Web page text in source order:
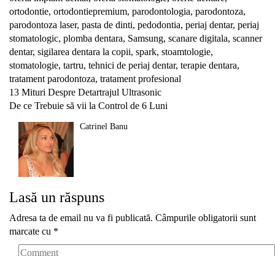
ortodontie, ortodontiepremium, parodontologia, parodontoza,
parodontoza laser, pasta de dinti, pedodontia, periaj dentar, periaj
stomatologic, plomba dentara, Samsung, scanare digitala, scanner
dentar, sigilarea dentara la copii, spark, stoamtologie,
stomatologie, tartru, tehnici de periaj dentar, terapie dentara,
tratament parodontoza, tratament profesional
Navigare
în
articole
13 Mituri Despre Detartrajul Ultrasonic
De ce Trebuie să vii la Control de 6 Luni
Catrinel Banu
Lasă un răspuns
Adresa ta de email nu va fi publicată. Câmpurile obligatorii sunt
marcate cu *